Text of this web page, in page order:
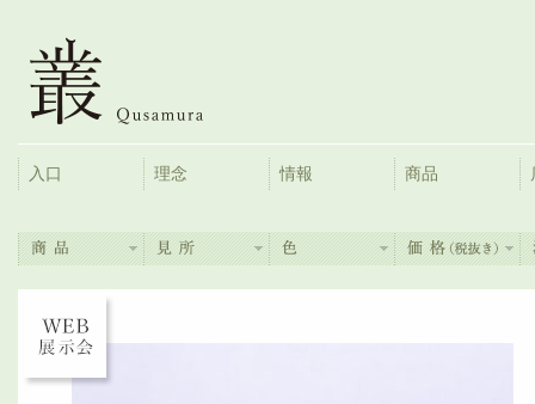
入口 理念 情報 商品